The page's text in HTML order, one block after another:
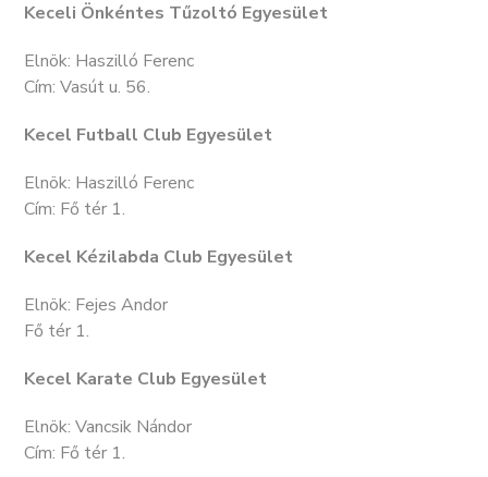
Keceli Önkéntes Tűzoltó Egyesület
Elnök: Haszilló Ferenc
Cím: Vasút u. 56.
Kecel Futball Club Egyesület
Elnök: Haszilló Ferenc
Cím: Fő tér 1.
Kecel Kézilabda Club Egyesület
Elnök: Fejes Andor
Fő tér 1.
Kecel Karate Club Egyesület
Elnök: Vancsik Nándor
Cím: Fő tér 1.